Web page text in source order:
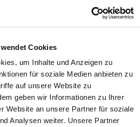
Cookies
um Inhalte und Anzeigen zu
für soziale Medien anbieten zu
auf unsere Website zu
geben wir Informationen zu Ihrer
Website an unsere Partner für soziale
Analysen weiter. Unsere Partner